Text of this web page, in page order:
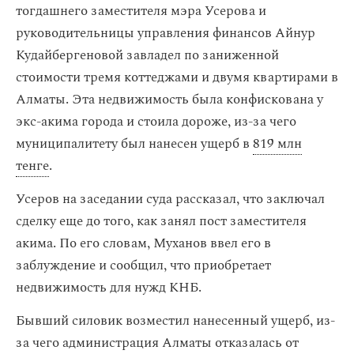
тогдашнего заместителя мэра Усерова и
руководительницы управления финансов Айнур
Кудайбергеновой завладел по заниженной
стоимости тремя коттеджами и двумя квартирами в
Алматы. Эта недвижимость была конфискована у
экс-акима города и стоила дороже, из-за чего
муниципалитету был нанесен ущерб в819 млн
тенге.
Усеров на заседании суда рассказал, что заключал
сделку еще до того, как занял пост заместителя
акима. По его словам, Муханов ввел его в
заблуждение и сообщил, что приобретает
недвижимость для нужд КНБ.
Бывший силовик возместил нанесенный ущерб, из-
за чего администрация Алматы отказалась от